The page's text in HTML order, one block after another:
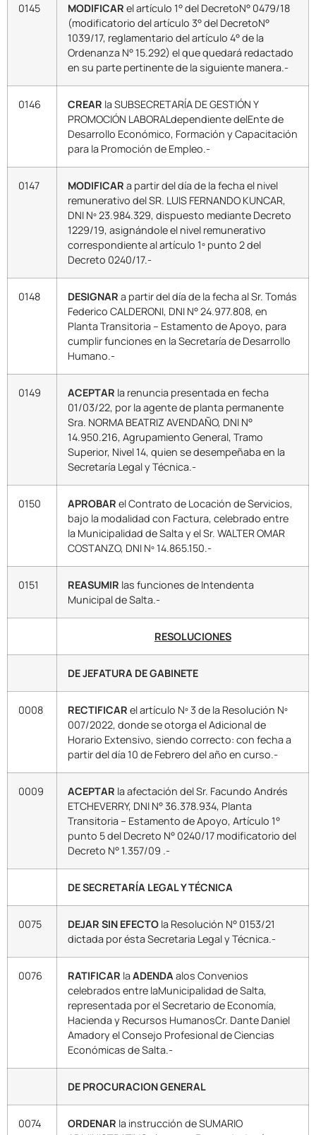
0145 MODIFICAR el artículo 1° del DecretoN° 0479/18
(modificatorio del artículo 3° del DecretoN°
1039/17, reglamentario del artículo 4° de la
Ordenanza N° 15.292) el que quedará redactado
en su parte pertinente de la siguiente manera.-
0146 CREAR la SUBSECRETARÍA DE GESTIÓN Y
PROMOCIÓN LABORALdependiente delEnte de
Desarrollo Económico, Formación y Capacitación
para la Promoción de Empleo.-
0147 MODIFICAR a partir del día de la fecha el nivel
remunerativo del SR. LUIS FERNANDO KUNCAR,
DNI Nº 23.984.329, dispuesto mediante Decreto
1229/19, asignándole el nivel remunerativo
correspondiente al artículo 1º punto 2 del
Decreto 0240/17.-
0148 DESIGNAR a partir del día de la fecha al Sr. Tomás
Federico CALDERONI, DNI N° 24.977.808, en
Planta Transitoria – Estamento de Apoyo, para
cumplir funciones en la Secretaría de Desarrollo
Humano.-
0149 ACEPTAR la renuncia presentada en fecha
01/03/22, por la agente de planta permanente
Sra. NORMA BEATRIZ AVENDAÑO, DNI N°
14.950.216, Agrupamiento General, Tramo
Superior, Nivel 14, quien se desempeñaba en la
Secretaría Legal y Técnica.-
0150 APROBAR el Contrato de Locación de Servicios,
bajo la modalidad con Factura, celebrado entre
la Municipalidad de Salta y el Sr. WALTER OMAR
COSTANZO, DNI Nº 14.865.150.-
0151 REASUMIR las funciones de Intendenta
Municipal de Salta.-
RESOLUCIONES
DE JEFATURA DE GABINETE
0008 RECTIFICAR el artículo Nº 3 de la Resolución Nº
007/2022, donde se otorga el Adicional de
Horario Extensivo, siendo correcto: con fecha a
partir del día 10 de Febrero del año en curso.-
0009 ACEPTAR la afectación del Sr. Facundo Andrés
ETCHEVERRY, DNI N° 36.378.934, Planta
Transitoria – Estamento de Apoyo, Artículo 1°
punto 5 del Decreto N° 0240/17 modificatorio del
Decreto N° 1.357/09 .-
DE SECRETARÍA LEGAL Y TÉCNICA
0075 DEJAR SIN EFECTO la Resolución N° 0153/21
dictada por ésta Secretaria Legal y Técnica.-
0076 RATIFICAR laADENDAalos Convenios
celebrados entre laMunicipalidad de Salta,
representada por el Secretario de Economía,
Hacienda y Recursos HumanosCr. Dante Daniel
Amadory el Consejo Profesional de Ciencias
Económicas de Salta.-
DE PROCURACION GENERAL
0074 ORDENAR la instrucción de SUMARIO